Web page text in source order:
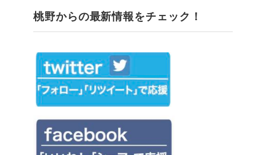
桃野からの最新情報をチェック！